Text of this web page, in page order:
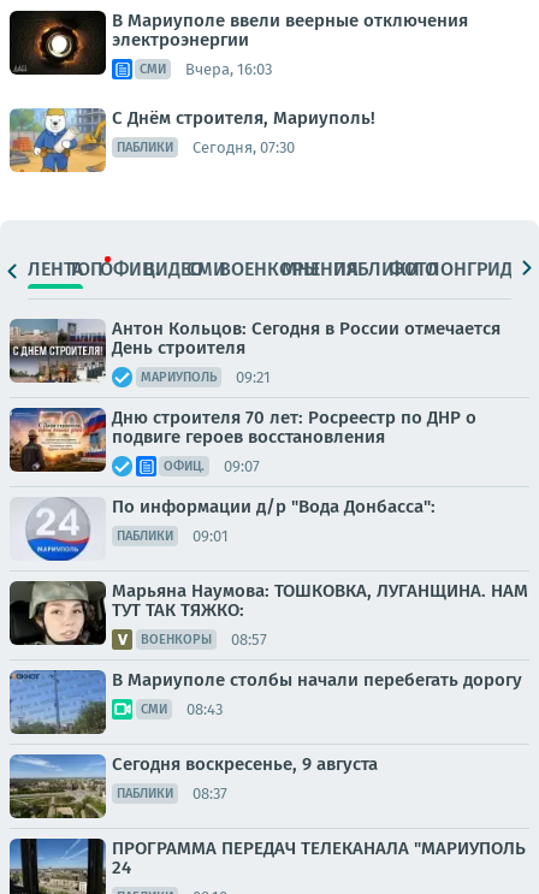
В Мариуполе ввели веерные отключения
электроэнергии
СМИ Вчера, 16:03
С Днём строителя, Мариуполь!
ПАБЛИКИ Сегодня, 07:30
ЛЕНТАТОПОФИЦ.ВИДЕОСМИВОЕНКОРЫМНЕНИЯПАБЛИКИ
ФОТОЛОНГРИДЫ
Антон Кольцов: Сегодня в России отмечается
День строителя
МАРИУПОЛЬ 09:21
Дню строителя 70 лет: Росреестр по ДНР о
подвиге героев восстановления
ОФИЦ. 09:07
По информации д/р "Вода Донбасса":
ПАБЛИКИ 09:01
Марьяна Наумова: ТОШКОВКА, ЛУГАНЩИНА. НАМ
ТУТ ТАК ТЯЖКО:
ВОЕНКОРЫ 08:57
В Мариуполе столбы начали перебегать дорогу
СМИ 08:43
Сегодня воскресенье, 9 августа
ПАБЛИКИ 08:37
ПРОГРАММА ПЕРЕДАЧ ТЕЛЕКАНАЛА "МАРИУПОЛЬ
24